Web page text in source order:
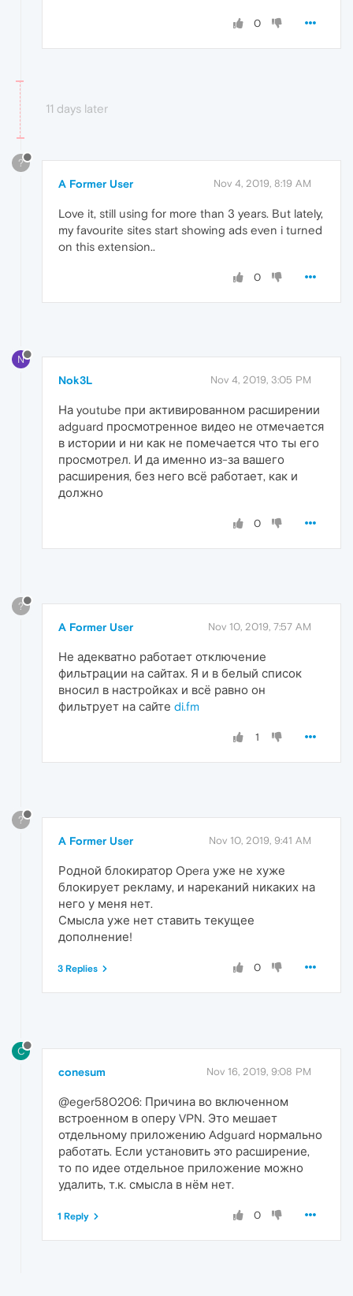
0
11 days later
?
A Former User Nov 4, 2019, 8:19 AM
Love it, still using for more than 3 years. But lately,
my favourite sites start showing ads even i turned
on this extension..
0
N
Nok3L Nov 4, 2019, 3:05 PM
На youtube при активированном расширении
adguard просмотренное видео не отмечается
в истории и ни как не помечается что ты его
просмотрел. И да именно из-за вашего
расширения, без него всё работает, как и
должно
0
?
A Former User Nov 10, 2019, 7:57 AM
Не адекватно работает отключение
фильтрации на сайтах. Я и в белый список
вносил в настройках и всё равно он
фильтрует на сайте di.fm
1
?
A Former User Nov 10, 2019, 9:41 AM
Родной блокиратор Opera уже не хуже
блокирует рекламу, и нареканий никаких на
него у меня нет.
Смысла уже нет ставить текущее
дополнение!
0
3 Replies
C
conesum Nov 16, 2019, 9:08 PM
@eger580206: Причина во включенном
встроенном в оперу VPN. Это мешает
отдельному приложению Adguard нормально
работать. Если установить это расширение,
то по идее отдельное приложение можно
удалить, т.к. смысла в нём нет.
0
1 Reply